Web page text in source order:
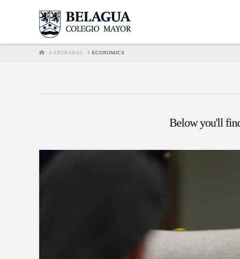
HOMEENTRADAS ECONOMICS
Below you'll